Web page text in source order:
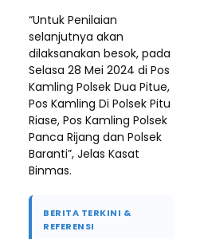
“Untuk Penilaian
selanjutnya akan
dilaksanakan besok, pada
Selasa 28 Mei 2024 di Pos
Kamling Polsek Dua Pitue,
Pos Kamling Di Polsek Pitu
Riase, Pos Kamling Polsek
Panca Rijang dan Polsek
Baranti”, Jelas Kasat
Binmas.
BERITA TERKINI &
REFERENSI